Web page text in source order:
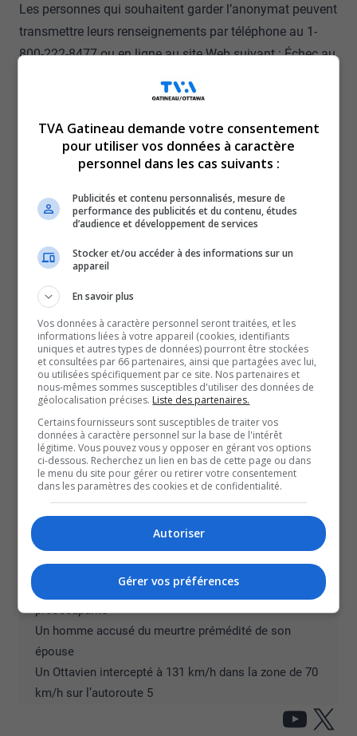
Les personnes qui souhaitent garder l’anonymat peuvent
transmettre leurs renseignements par téléphone au 1-
800-222-8477 ou en ligne au site Web suivant :Échec au
Le 30 mai vers 20 h 55 au 2 960, promenade Riverside, le
SPO s’était rendu au parc Mooney’s Bay, où une querelle
avec agression au couteau avait été signalée.
L’incident se serait produit alors que de centaines de
Sur les lieux, les policiers ont trouvé deux victimes, l’une
grièvement blessée, l’autre ayant subi des blessures
mineures.
Le 25 juin, deux adolescents de 15 et 16 ans ont été
inculpés en lien avec l’agression.
L’adolescent de 16 ans fait face à des chefs
d’accusation de voies de fait graves, de port d’arme dans
un dessein dangereux pour la paix publique, d’agression
armée et de port d’une arme dissimulée.
L’adolescent de 15 ans, quant à lui, est accusé de port
d’arme dans un dessein dangereux pour la paix publique
et d’agression armée.
En vertu de laLoi sur le système de justice pénale pour
les adolescents, leurs identités ne peuvent être
divulguées.
À lire aussi :
Des employés de camp de jour de la Ville de Gatineau
retirés de leurs fonctions pour une vidéo jugée
préoccupante
Un homme accusé du meurtre prémédité de son
épouse
Un Ottavien intercepté à 131 km/h dans la zone de 70
km/h sur l’autoroute 5
X
TVA Gatineau demande votre consentement
pour utiliser vos données à caractère
personnel dans les cas suivants :
Publicités et contenu personnalisés, mesure de
performance des publicités et du contenu, études
d’audience et développement de services
Stocker et/ou accéder à des informations sur un
appareil
En savoir plus
Vos données à caractère personnel seront traitées, et les
informations liées à votre appareil (cookies, identifiants
uniques et autres types de données) pourront être stockées
et consultées par 66 partenaires, ainsi que partagées avec lui,
ou utilisées spécifiquement par ce site. Nos partenaires et
nous-mêmes sommes susceptibles d'utiliser des données de
géolocalisation précises. Liste des partenaires.
Certains fournisseurs sont susceptibles de traiter vos
données à caractère personnel sur la base de l'intérêt
légitime. Vous pouvez vous y opposer en gérant vos options
ci-dessous. Recherchez un lien en bas de cette page ou dans
le menu du site pour gérer ou retirer votre consentement
dans les paramètres des cookies et de confidentialité.
Autoriser
Gérer vos préférences